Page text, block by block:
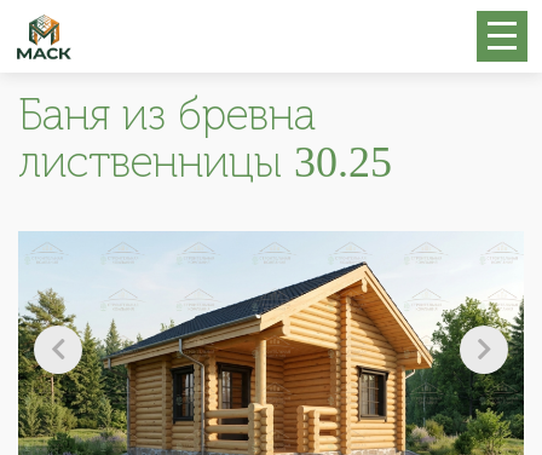
Баня из бревна
лиственницы 30.25